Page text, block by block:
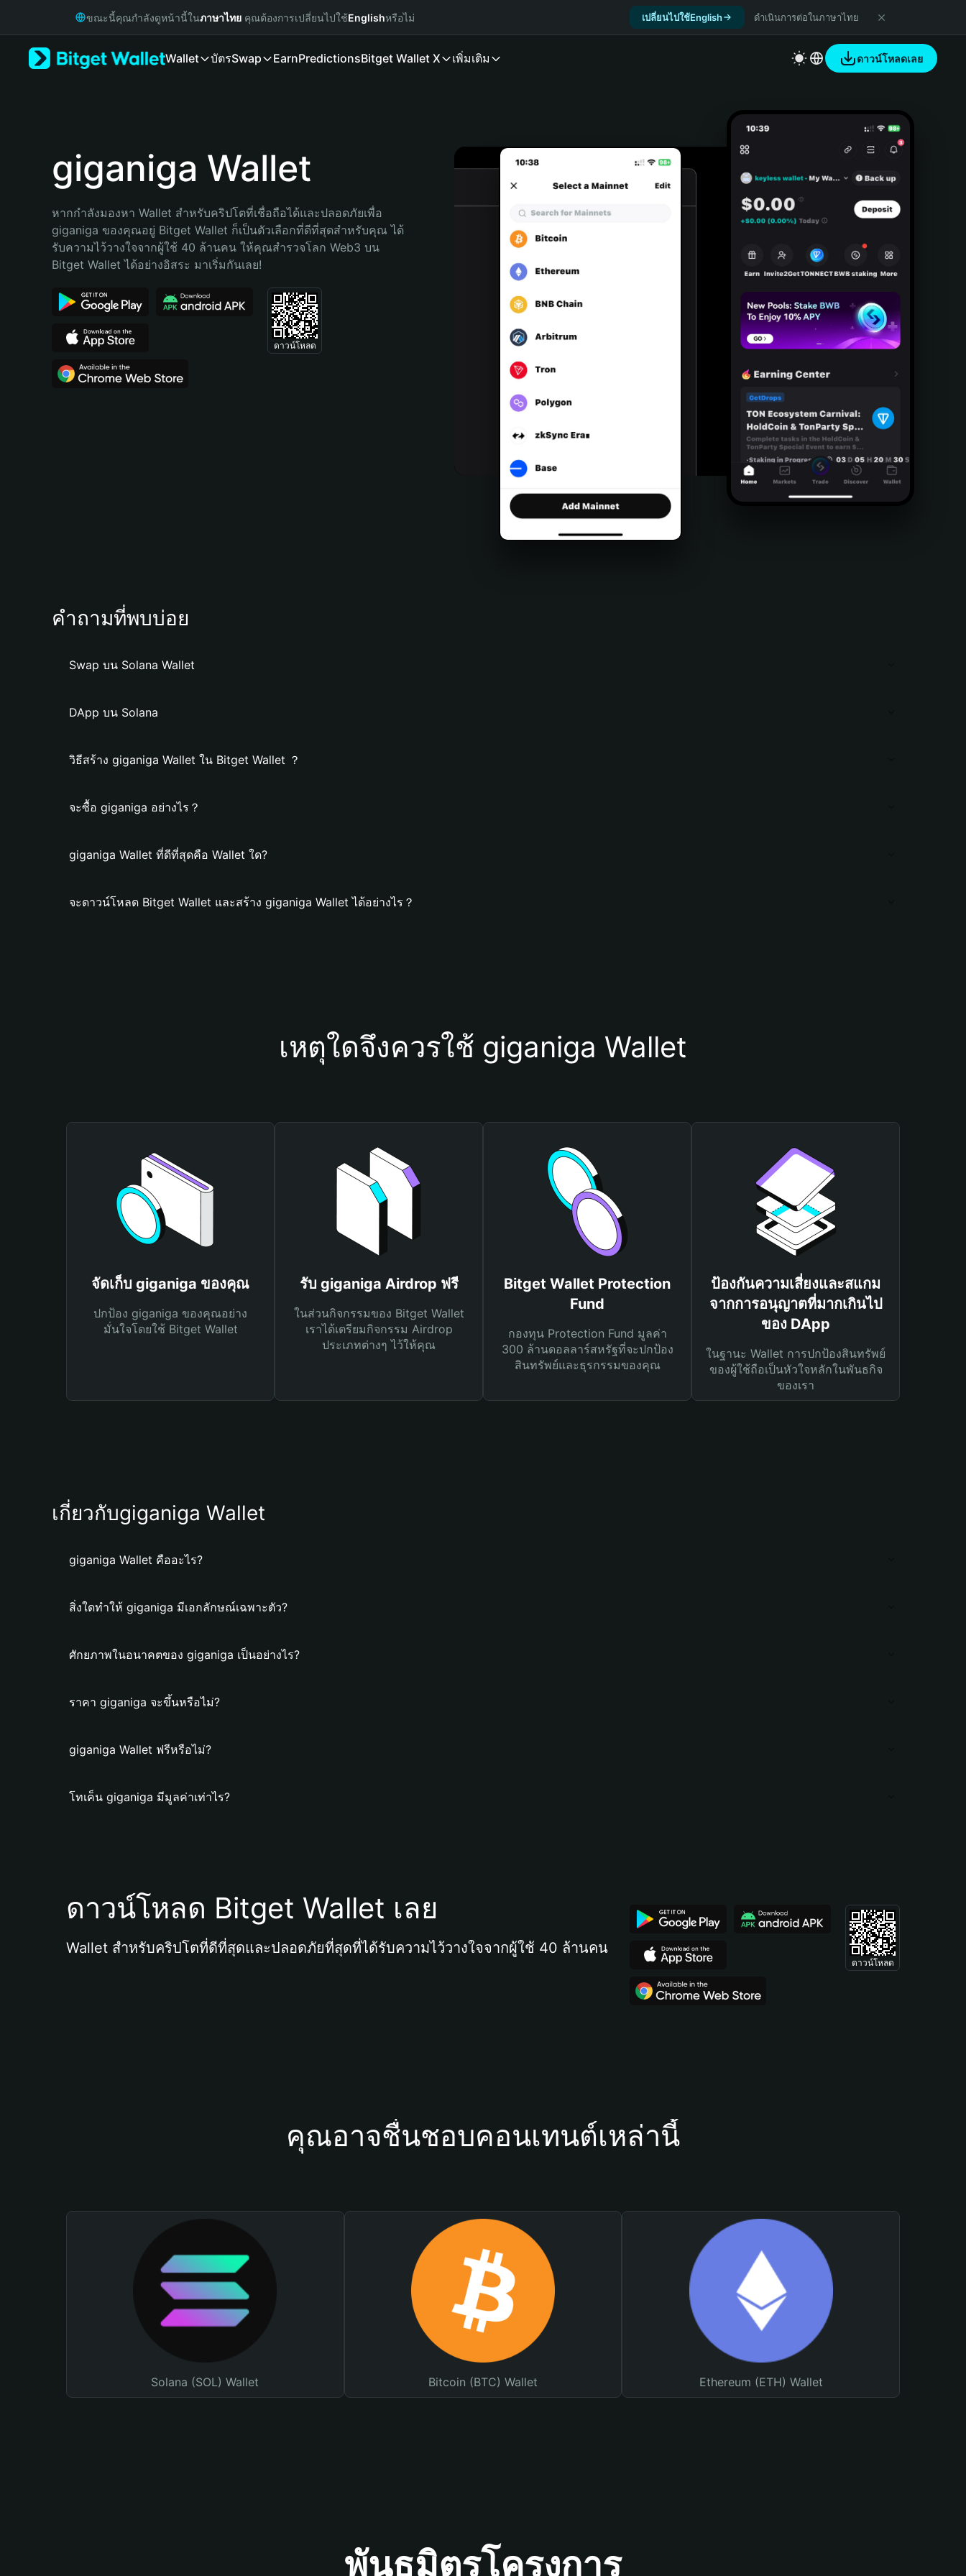
Русский
Bahasa Indonesia
Português (Brasil)
ขณะนี้คุณกำลังดูหน้านี้ในภาษาไทย คุณต้องการเปลี่ยนไปใช้Englishหรือไม่ เปลี่ยนไปใช้English ดำเนินการต่อในภาษาไทย
Wallet บัตรSwap EarnPredictionsBitget Wallet X เพิ่มเติม ดาวน์โหลดเลย
giganiga Wallet
หากกำลังมองหา Wallet สำหรับคริปโตที่เชื่อถือได้และปลอดภัยเพื่อ
giganiga ของคุณอยู่ Bitget Wallet ก็เป็นตัวเลือกที่ดีที่สุดสำหรับคุณ ได้
รับความไว้วางใจจากผู้ใช้ 40 ล้านคน ให้คุณสำรวจโลก Web3 บน
Bitget Wallet ได้อย่างอิสระ มาเริ่มกันเลย!
ดาวน์โหลด
คำถามที่พบบ่อย
Swap บน Solana Wallet
DApp บน Solana
วิธีสร้าง giganiga Wallet ใน Bitget Wallet ？
จะซื้อ giganiga อย่างไร？
giganiga Wallet ที่ดีที่สุดคือ Wallet ใด?
จะดาวน์โหลด Bitget Wallet และสร้าง giganiga Wallet ได้อย่างไร？
เหตุใดจึงควรใช้ giganiga Wallet
จัดเก็บ giganiga ของคุณ
ปกป้อง giganiga ของคุณอย่าง
มั่นใจโดยใช้ Bitget Wallet
รับ giganiga Airdrop ฟรี
ในส่วนกิจกรรมของ Bitget Wallet
เราได้เตรียมกิจกรรม Airdrop
ประเภทต่างๆ ไว้ให้คุณ
Bitget Wallet Protection
Fund
กองทุน Protection Fund มูลค่า
300 ล้านดอลลาร์สหรัฐที่จะปกป้อง
สินทรัพย์และธุรกรรมของคุณ
ป้องกันความเสี่ยงและสแกม
จากการอนุญาตที่มากเกินไป
ของ DApp
ในฐานะ Wallet การปกป้องสินทรัพย์
ของผู้ใช้ถือเป็นหัวใจหลักในพันธกิจ
ของเรา
เกี่ยวกับgiganiga Wallet
giganiga Wallet คืออะไร?
สิ่งใดทำให้ giganiga มีเอกลักษณ์เฉพาะตัว?
ศักยภาพในอนาคตของ giganiga เป็นอย่างไร?
ราคา giganiga จะขึ้นหรือไม่?
giganiga Wallet ฟรีหรือไม่?
โทเค็น giganiga มีมูลค่าเท่าไร?
ดาวน์โหลด Bitget Wallet เลย
Wallet สำหรับคริปโตที่ดีที่สุดและปลอดภัยที่สุดที่ได้รับความไว้วางใจจากผู้ใช้ 40 ล้านคน
ดาวน์โหลด
คุณอาจชื่นชอบคอนเทนต์เหล่านี้
Solana (SOL) Wallet Bitcoin (BTC) Wallet Ethereum (ETH) Wallet
พันธมิตรโครงการ